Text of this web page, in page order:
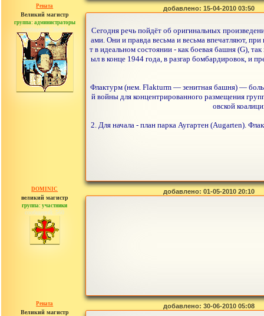
Рената
Великий магистр
группа: администраторы
сообщений: 30442
добавлено: 15-04-2010 03:50
Сегодня речь пойдёт об оригинальных
ами. Они и правда весьма и весьма впечатляют,
т в идеальном состоянии - как боевая башня (G),
ыл в конце 1944 года, в разгар бомбардировок, и
Флактурм (нем. Flakturm — зенитная башня) —
й войны для концентрированного размещения
овской
2. Для начала - план парка Аугартен (Augarten).
DOMINIC
великий магистр
группа: участники
сообщений: 560
добавлено: 01-05-2010 20:10
Рената
Великий магистр
добавлено: 30-06-2010 05:08